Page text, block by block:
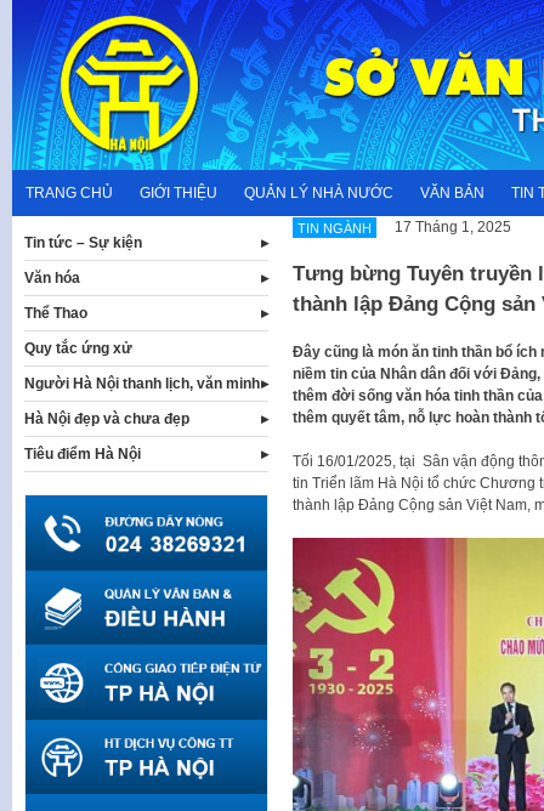
content
TRANG CHỦ GIỚI THIỆU QUẢN LÝ NHÀ NƯỚC VĂN BẢN TIN
TIN NGÀNH 17 Tháng 1, 2025
Tưng bừng Tuyên truyền
thành lập Đảng Cộng
Đây cũng là món ăn tinh thần bổ ích
niềm tin của Nhân dân đối với
thêm đời sống văn hóa tinh thần
thêm quyết tâm, nỗ lực hoàn thành
Tối 16/01/2025, tại Sân vận động
tin Triển lãm Hà Nội tổ chức Chương
thành lập Đảng Cộng sản Việt Nam,
Tin tức – Sự kiện
Văn hóa
Thể Thao
Quy tắc ứng xử
Người Hà Nội thanh lịch, văn minh
Hà Nội đẹp và chưa đẹp
Tiêu điểm Hà Nội